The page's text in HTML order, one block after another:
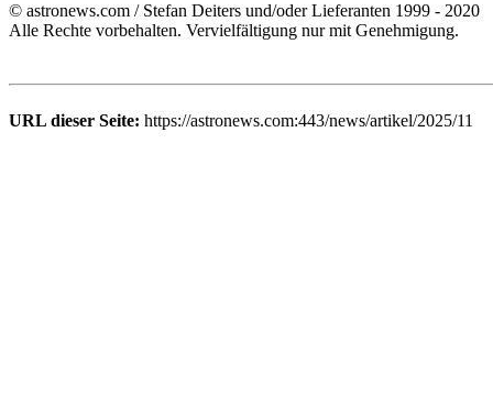
© astronews.com / Stefan Deiters und/oder Lieferanten 1999 - 2020
Alle Rechte vorbehalten. Vervielfältigung nur mit Genehmigung.
URL dieser Seite: https://astronews.com:443/news/artikel/2025/11